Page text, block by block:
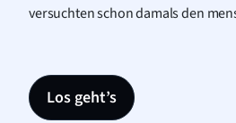
versuchten schon damals den
Los geht’s